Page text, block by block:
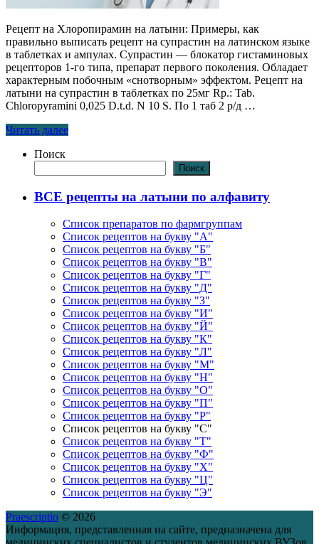
Рецепт на Хлоропирамин на латыни: Примеры, как
правильно выписать рецепт на супрастин на латинском языке
в таблетках и ампулах. Супрастин — блокатор гистаминовых
рецепторов 1-го типа, препарат первого поколения. Обладает
характерным побочным «снотворным» эффектом. Рецепт на
латыни на супрастин в таблетках по 25мг Rp.: Tab.
Chloropyramini 0,025 D.t.d. N 10 S. По 1 таб 2 р/д …
Читать далее
Поиск
Поиск
ВСЕ рецепты на латыни по алфавиту
Список препаратов по фармгруппам
Список рецептов на букву "А"
Список рецептов на букву "Б"
Список рецептов на букву "В"
Список рецептов на букву "Г"
Список рецептов на букву "Д"
Список рецептов на букву "З"
Список рецептов на букву "И"
Список рецептов на букву "Й"
Список рецептов на букву "К"
Список рецептов на букву "Л"
Список рецептов на букву "М"
Список рецептов на букву "Н"
Список рецептов на букву "О"
Список рецептов на букву "П"
Список рецептов на букву "Р"
Список рецептов на букву "С"
Список рецептов на букву "Т"
Список рецептов на букву "Ф"
Список рецептов на букву "Х"
Список рецептов на букву "Ц"
Список рецептов на букву "Э"
Praescriptio © 2026
Информация, представленная на сайте, предназначена для